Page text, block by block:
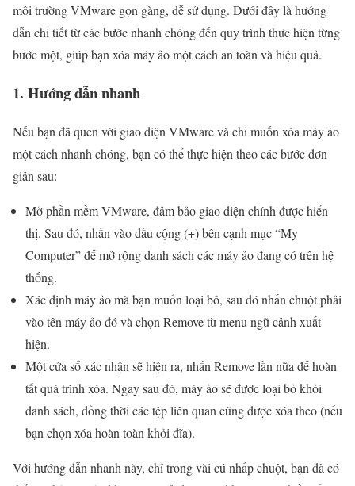
môi trường VMware gọn gàng, dễ sử dụng. Dưới đây là hướng
dẫn chi tiết từ các bước nhanh chóng đến quy trình thực hiện từng
bước một, giúp bạn xóa máy ảo một cách an toàn và hiệu quả.
1. Hướng dẫn nhanh
Nếu bạn đã quen với giao diện VMware và chỉ muốn xóa máy ảo
một cách nhanh chóng, bạn có thể thực hiện theo các bước đơn
giản sau:
Mở phần mềm VMware, đảm bảo giao diện chính được hiển
thị. Sau đó, nhấn vào dấu cộng (+) bên cạnh mục “My
Computer” để mở rộng danh sách các máy ảo đang có trên hệ
thống.
Xác định máy ảo mà bạn muốn loại bỏ, sau đó nhấn chuột phải
vào tên máy ảo đó và chọn Remove từ menu ngữ cảnh xuất
hiện.
Một cửa sổ xác nhận sẽ hiện ra, nhấn Remove lần nữa để hoàn
tất quá trình xóa. Ngay sau đó, máy ảo sẽ được loại bỏ khỏi
danh sách, đồng thời các tệp liên quan cũng được xóa theo (nếu
bạn chọn xóa hoàn toàn khỏi đĩa).
Với hướng dẫn nhanh này, chỉ trong vài cú nhấp chuột, bạn đã có